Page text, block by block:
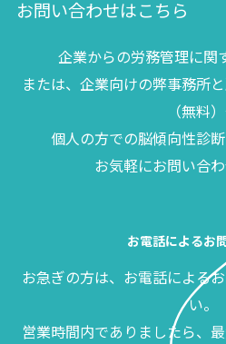
お問い合わせはこちら
企業からの労務管理に関
または、企業向けの弊事務所
（無料
個人の方での脳傾向性診
お気軽にお問い合わ
お電話によるお
お急ぎの方は、お電話による
い。
営業時間内でありましたら、